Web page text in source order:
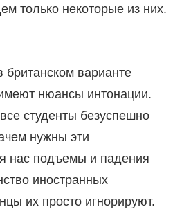
только некоторые из них.
британском варианте
нюансы интонации.
студенты безуспешно
нужны эти
нас подъемы и падения
иностранных
их просто игнорируют.